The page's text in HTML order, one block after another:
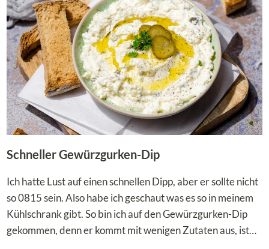
Schneller Gewürzgurken-Dip
Ich hatte Lust auf einen schnellen Dipp, aber er sollte nicht
so 0815 sein. Also habe ich geschaut was es so in meinem
Kühlschrank gibt. So bin ich auf den Gewürzgurken-Dip
gekommen, denn er kommt mit wenigen Zutaten aus, ist…